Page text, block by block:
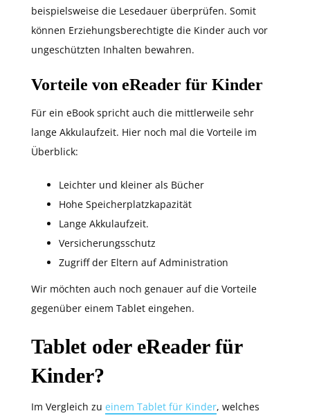
beispielsweise die Lesedauer überprüfen. Somit
können Erziehungsberechtigte die Kinder auch vor
ungeschützten Inhalten bewahren.
Vorteile von eReader für Kinder
Für ein eBook spricht auch die mittlerweile sehr
lange Akkulaufzeit. Hier noch mal die Vorteile im
Überblick:
Leichter und kleiner als Bücher
Hohe Speicherplatzkapazität
Lange Akkulaufzeit.
Versicherungsschutz
Zugriff der Eltern auf Administration
Wir möchten auch noch genauer auf die Vorteile
gegenüber einem Tablet eingehen.
Tablet oder eReader für
Kinder?
Im Vergleich zu einem Tablet für Kinder, welches